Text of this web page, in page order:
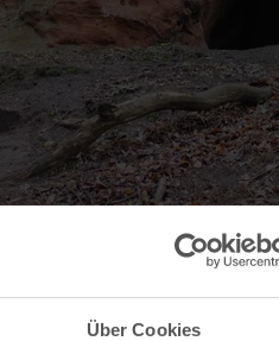
Über Cookies